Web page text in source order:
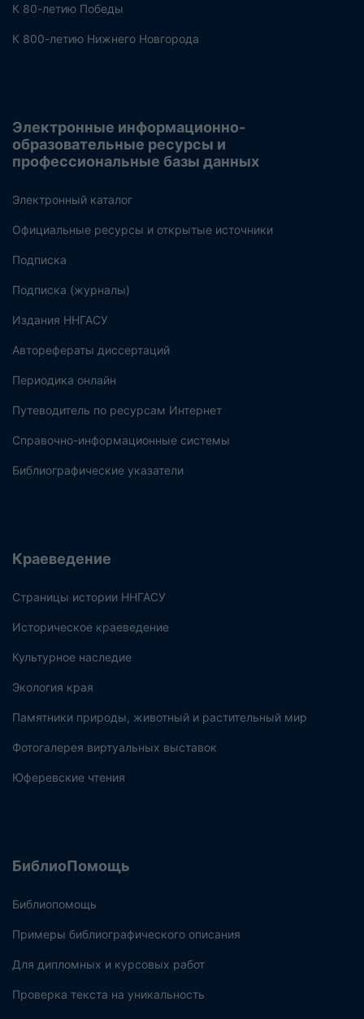
К 80-летию Победы
К 800-летию Нижнего Новгорода
Электронные информационно-
образовательные ресурсы и
профессиональные базы данных
Электронный каталог
Официальные ресурсы и открытые источники
Подписка
Подписка (журналы)
Издания ННГАСУ
Авторефераты диссертаций
Периодика онлайн
Путеводитель по ресурсам Интернет
Справочно-информационные системы
Библиографические указатели
Краеведение
Страницы истории ННГАСУ
Историческое краеведение
Культурное наследие
Экология края
Памятники природы, животный и растительный мир
Фотогалерея виртуальных выставок
Юферевские чтения
БиблиоПомощь
Библиопомощь
Примеры библиографического описания
Для дипломных и курсовых работ
Проверка текста на уникальность